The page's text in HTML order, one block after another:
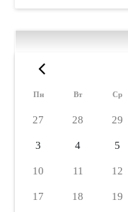
Пн Вт Ср
27 28 29
3 4 5
10 11 12
17 18 19